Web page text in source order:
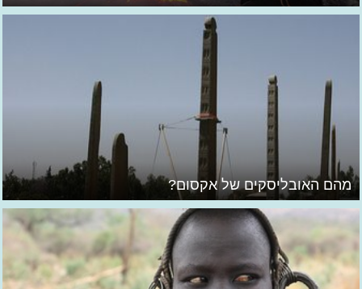
מהם האובליסקים של אקסום?